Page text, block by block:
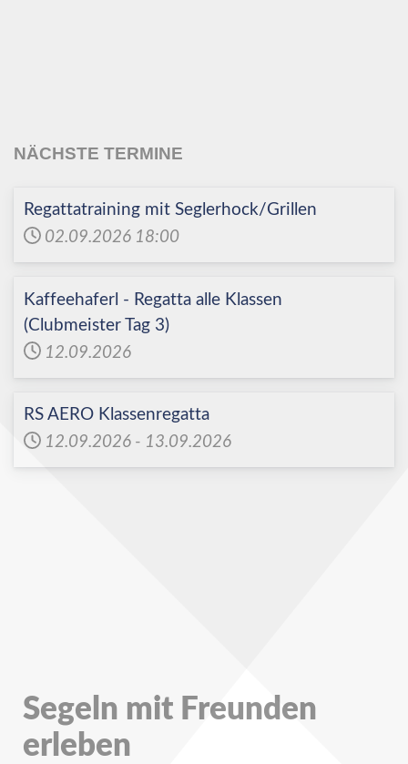
NÄCHSTE TERMINE
Regattatraining mit Seglerhock/Grillen
02.09.2026 18:00
Kaffeehaferl - Regatta alle Klassen
(Clubmeister Tag 3)
12.09.2026
RS AERO Klassenregatta
12.09.2026 - 13.09.2026
Segeln mit Freunden
erleben